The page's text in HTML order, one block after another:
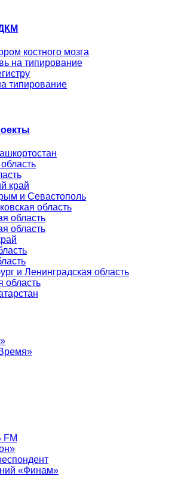
костного мозга
на типирование
типирование
край
и Севастополь
область
область
область
и Ленинградская область
область
FM
«Финам»